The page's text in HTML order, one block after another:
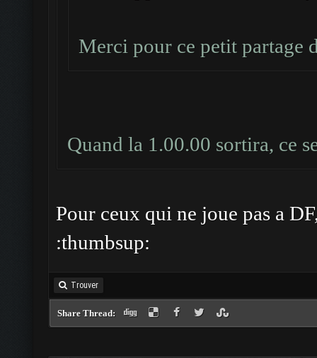
Merci pour ce petit partage
Quand la 1.00.00 sortira, ce
Pour ceux qui ne joue pas a
:thumbsup:
Trouver
Share Thread: